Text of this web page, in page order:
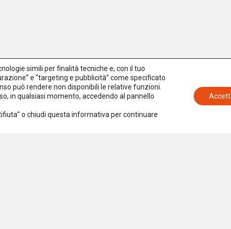
simili per finalità tecniche e, con il tuo
e “targeting e pubblicità” come specificato
può rendere non disponibili le relative funzioni.
in qualsiasi momento, accedendo al pannello
o chiudi questa informativa per continuare